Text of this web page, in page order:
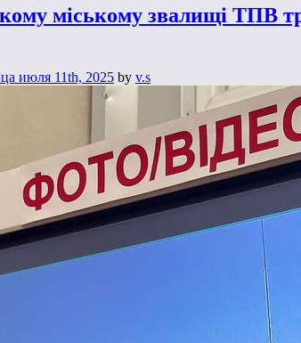
міському звалищі ТПВ
июля 11th, 2025 by v.s